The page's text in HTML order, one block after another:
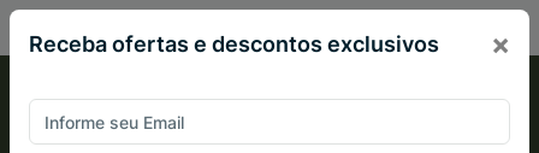
Receba ofertas e descontos exclusivos ×